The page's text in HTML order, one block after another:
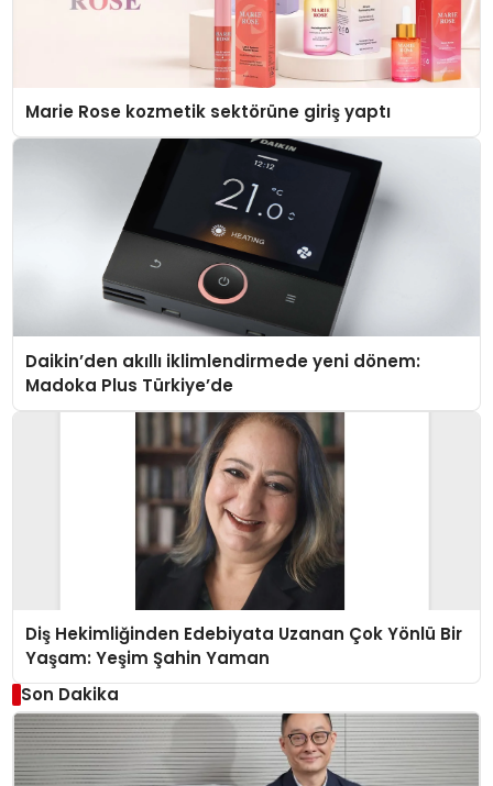
Marie Rose kozmetik sektörüne giriş yaptı
Daikin’den akıllı iklimlendirmede yeni dönem:
Madoka Plus Türkiye’de
Diş Hekimliğinden Edebiyata Uzanan Çok Yönlü Bir
Yaşam: Yeşim Şahin Yaman
Son Dakika